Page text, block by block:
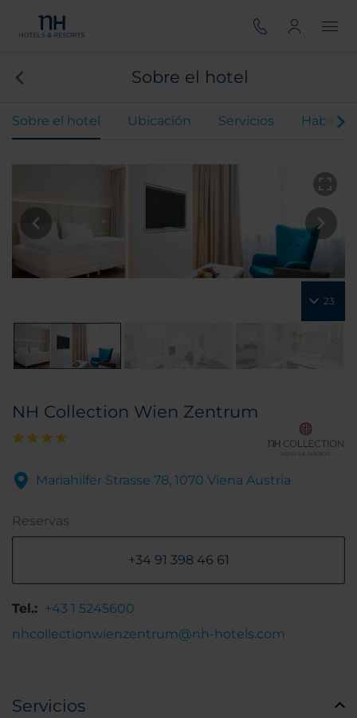
Sobre el hotel
Sobre el hotel Ubicación Servicios
23
NH Collection Wien Zentrum
Mariahilfer Strasse 78, 1070 Viena Austria
Reservas
+34 91 398 46 61
Tel.: +43 1 5245600
nhcollectionwienzentrum@nh-hotels.com
Servicios